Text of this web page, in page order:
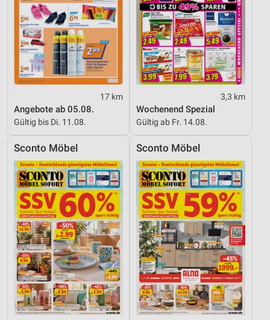
17 km
Angebote ab 05.08.
Gültig bis Di. 11.08.
3,3 km
Wochenend Spezial
Gültig ab Fr. 14.08.
Sconto Möbel Sconto Möbel